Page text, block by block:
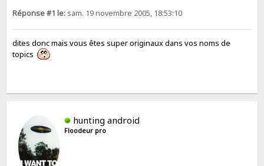
Réponse #1 le: sam. 19 novembre 2005, 18:53:10
dites donc mais vous êtes super originaux dans vos noms de
topics
hunting android
Floodeur pro